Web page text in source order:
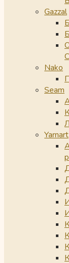
Gazzal
Nako
Seam
Yarnart